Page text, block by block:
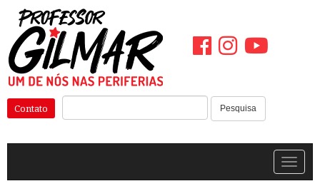
Pular
para
o
conteúdo
Pesquisa
Contato